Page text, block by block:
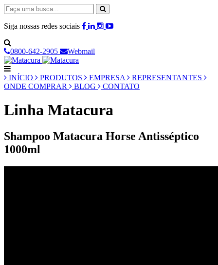
Siga nossas redes sociais
0800-642-2905 Webmail
INÍCIO PRODUTOS EMPRESA
REPRESENTANTES
ONDE COMPRAR
BLOG CONTATO
Linha Matacura
Shampoo Matacura Horse Antisséptico
1000ml